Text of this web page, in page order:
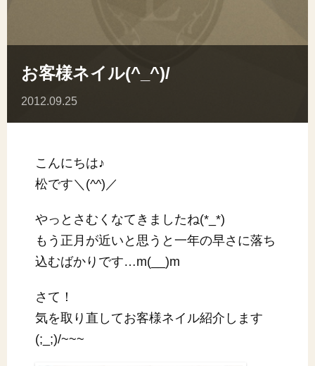
お客様ネイル(^_^)/
2012.09.25
こんにちは♪
松です＼(^^)／
やっとさむくなてきましたね(*_*)
もう正月が近いと思うと一年の早さに落ち
込むばかりです…m(__)m
さて！
気を取り直してお客様ネイル紹介します
(;_;)/~~~